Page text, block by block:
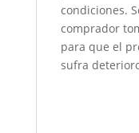
condiciones.
comprador
para que el
sufra